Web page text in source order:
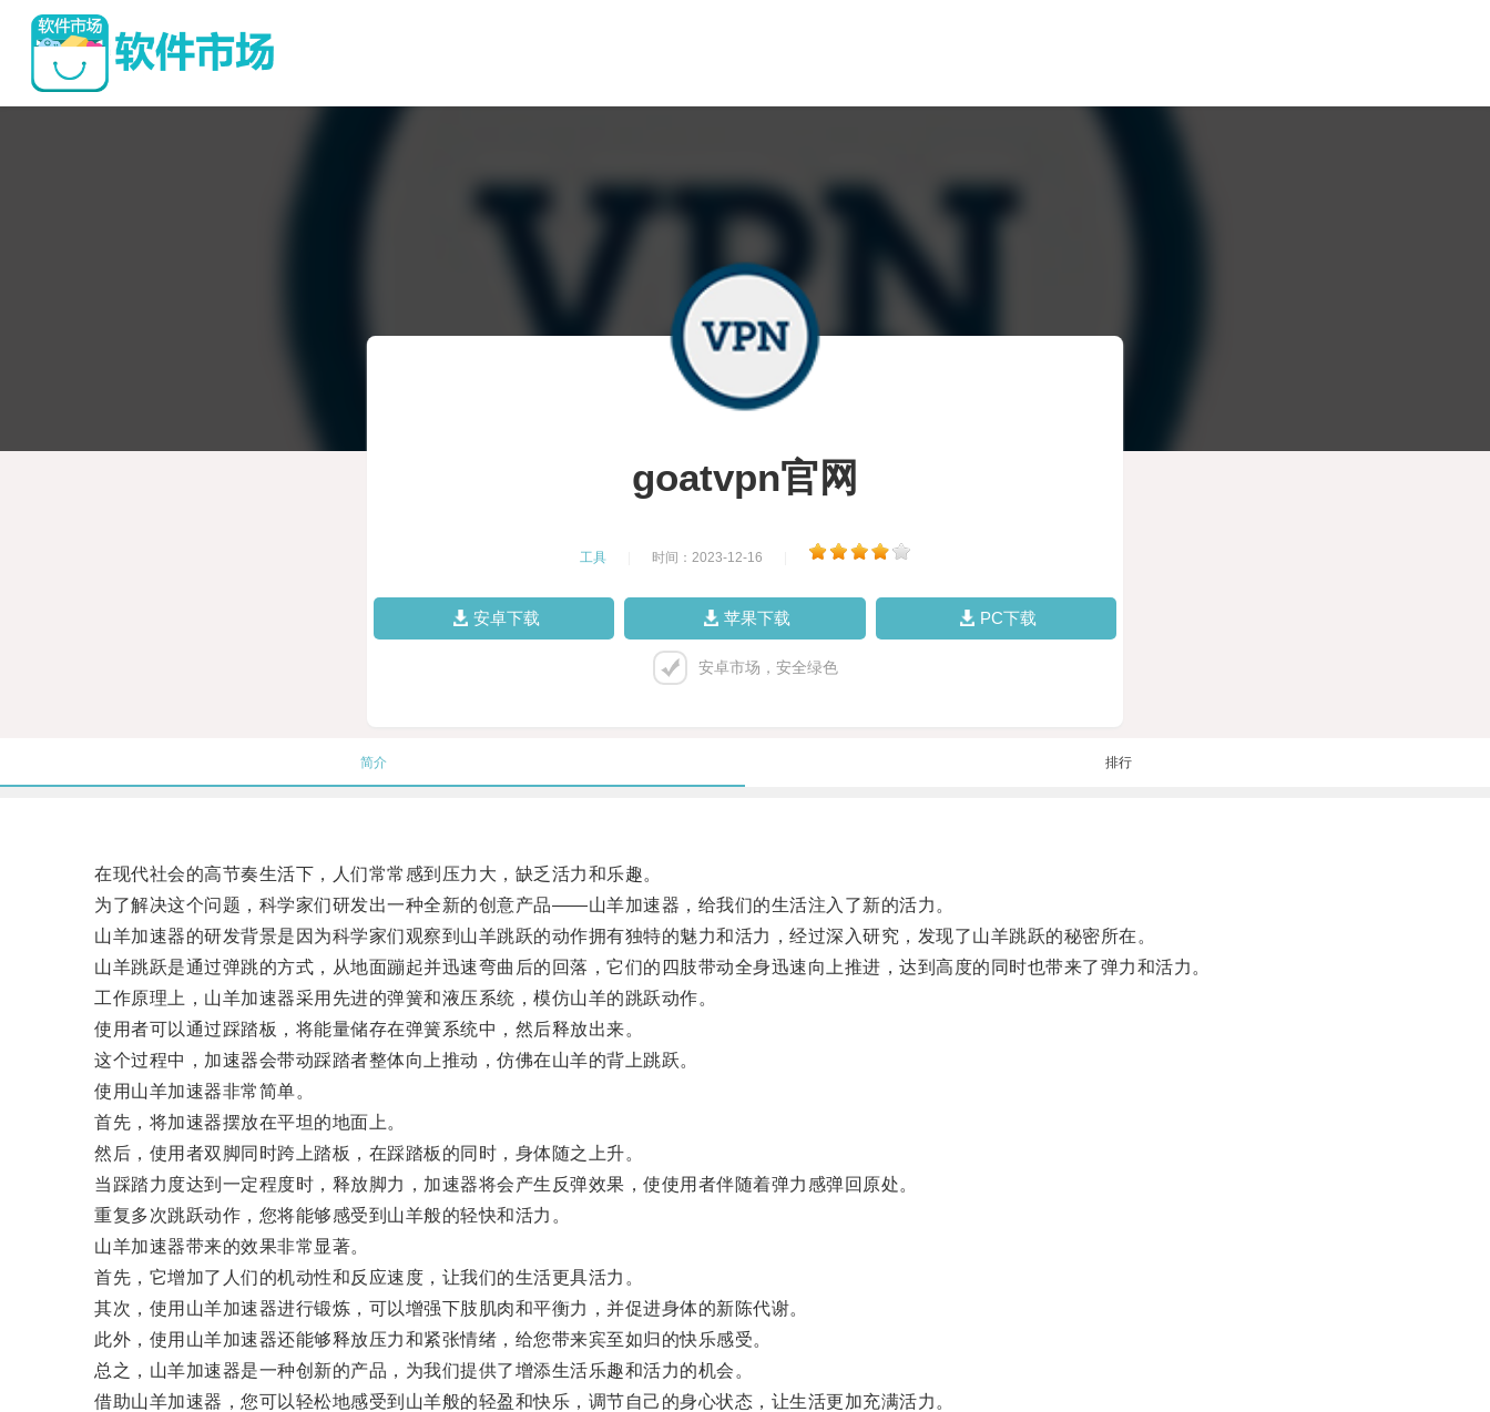
goatvpn官网
工具 时间：2023-12-16
安卓下载 苹果下载 PC下载
安卓市场，安全绿色
简介 排行
在现代社会的高节奏生活下，人们常常感到压力大，缺乏活力和乐趣。
为了解决这个问题，科学家们研发出一种全新的创意产品——山羊加速器，给我们的生活注入了新的活力。
山羊加速器的研发背景是因为科学家们观察到山羊跳跃的动作拥有独特的魅力和活力，经过深入研究，发现了山羊跳跃的秘密所在。
山羊跳跃是通过弹跳的方式，从地面蹦起并迅速弯曲后的回落，它们的四肢带动全身迅速向上推进，达到高度的同时也带来了弹力和活力。
工作原理上，山羊加速器采用先进的弹簧和液压系统，模仿山羊的跳跃动作。
使用者可以通过踩踏板，将能量储存在弹簧系统中，然后释放出来。
这个过程中，加速器会带动踩踏者整体向上推动，仿佛在山羊的背上跳跃。
使用山羊加速器非常简单。
首先，将加速器摆放在平坦的地面上。
然后，使用者双脚同时跨上踏板，在踩踏板的同时，身体随之上升。
当踩踏力度达到一定程度时，释放脚力，加速器将会产生反弹效果，使使用者伴随着弹力感弹回原处。
重复多次跳跃动作，您将能够感受到山羊般的轻快和活力。
山羊加速器带来的效果非常显著。
首先，它增加了人们的机动性和反应速度，让我们的生活更具活力。
其次，使用山羊加速器进行锻炼，可以增强下肢肌肉和平衡力，并促进身体的新陈代谢。
此外，使用山羊加速器还能够释放压力和紧张情绪，给您带来宾至如归的快乐感受。
总之，山羊加速器是一种创新的产品，为我们提供了增添生活乐趣和活力的机会。
借助山羊加速器，您可以轻松地感受到山羊般的轻盈和快乐，调节自己的身心状态，让生活更加充满活力。